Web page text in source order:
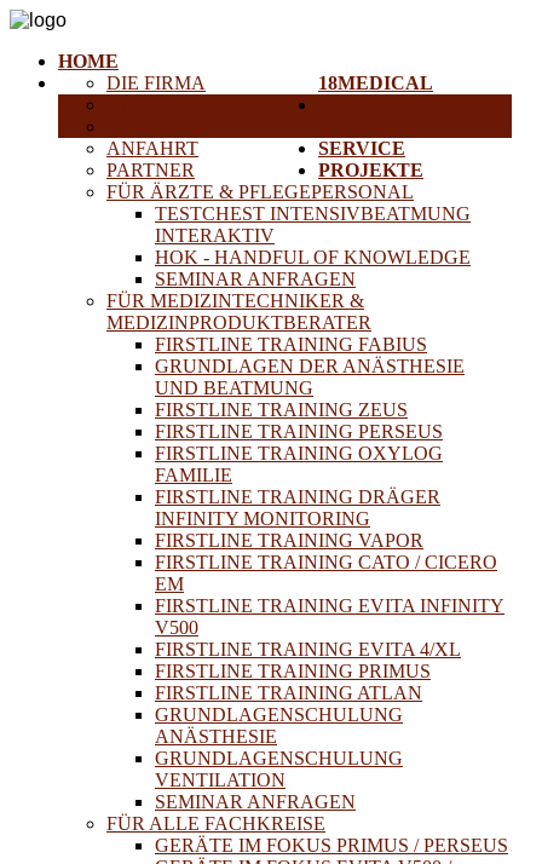
HOME
18MEDICAL
DIE FIRMA
ANFAHRT
PARTNER
FÜR ÄRZTE & PFLEGEPERSONAL
TESTCHEST INTENSIVBEATMUNG
INTERAKTIV
HOK - HANDFUL OF KNOWLEDGE
SEMINAR ANFRAGEN
FÜR MEDIZINTECHNIKER &
MEDIZINPRODUKTBERATER
FIRSTLINE TRAINING FABIUS
GRUNDLAGEN DER ANÄSTHESIE
UND BEATMUNG
FIRSTLINE TRAINING ZEUS
FIRSTLINE TRAINING PERSEUS
FIRSTLINE TRAINING OXYLOG
FAMILIE
FIRSTLINE TRAINING DRÄGER
INFINITY MONITORING
FIRSTLINE TRAINING VAPOR
FIRSTLINE TRAINING CATO / CICERO
EM
FIRSTLINE TRAINING EVITA INFINITY
V500
FIRSTLINE TRAINING EVITA 4/XL
FIRSTLINE TRAINING PRIMUS
FIRSTLINE TRAINING ATLAN
GRUNDLAGENSCHULUNG
ANÄSTHESIE
GRUNDLAGENSCHULUNG
VENTILATION
SEMINAR ANFRAGEN
FÜR ALLE FACHKREISE
GERÄTE IM FOKUS PRIMUS / PERSEUS
SERVICE
PROJEKTE